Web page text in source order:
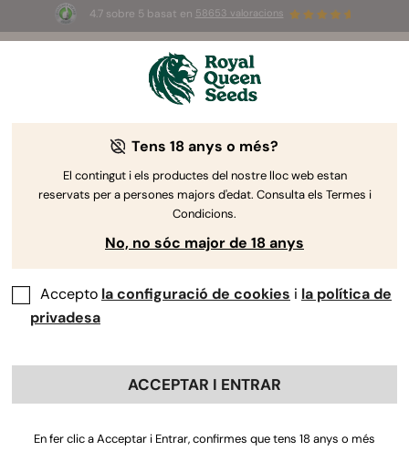
4.7 sobre 5 basat en 58653 valoracions
Summer Sales: ¡Hasta un 50%
de descuento! ⏤
Tens 18 anys o més?
El contingut i els productes del nostre lloc web estan
reservats per a persones majors d'edat. Consulta els Termes i
Condicions.
No, no sóc major de 18 anys
Accepto la configuració de cookies i la política de
privadesa
ACCEPTAR I ENTRAR
En fer clic a Acceptar i Entrar, confirmes que tens 18 anys o més